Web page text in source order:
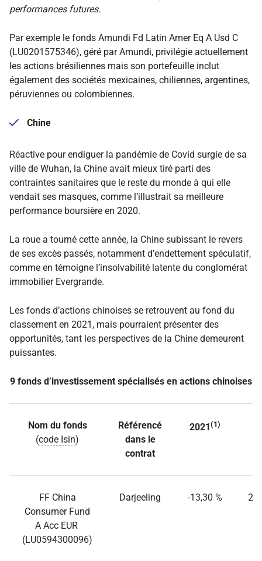
performances futures.
Par exemple le fonds Amundi Fd Latin Amer Eq A Usd C
(LU0201575346), géré par Amundi, privilégie actuellement
les actions brésiliennes mais son portefeuille inclut
également des sociétés mexicaines, chiliennes, argentines,
péruviennes ou colombiennes.
Chine
Réactive pour endiguer la pandémie de Covid surgie de sa
ville de Wuhan, la Chine avait mieux tiré parti des
contraintes sanitaires que le reste du monde à qui elle
vendait ses masques, comme l’illustrait sa meilleure
performance boursière en 2020.
La roue a tourné cette année, la Chine subissant le revers
de ses excès passés, notamment d’endettement spéculatif,
comme en témoigne l’insolvabilité latente du conglomérat
immobilier Evergrande.
Les fonds d’actions chinoises se retrouvent au fond du
classement en 2021, mais pourraient présenter des
opportunités, tant les perspectives de la Chine demeurent
puissantes.
9 fonds d’investissement spécialisés en actions chinoises
Nom du fonds
(code Isin)
Référencé
dans le
contrat
2021(1)
FF China
Consumer Fund
A Acc EUR
(LU0594300096)
Darjeeling -13,30 %